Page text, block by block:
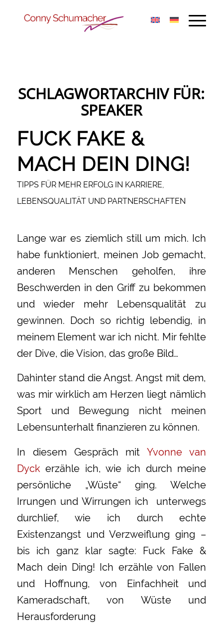
SCHLAGWORTARCHIV FÜR:
SPEAKER
FUCK FAKE &
MACH DEIN DING!
TIPPS FÜR MEHR ERFOLG IN KARRIERE,
LEBENSQUALITÄT UND PARTNERSCHAFTEN
Lange war es ziemlich still um mich. Ich
habe funktioniert, meinen Job gemacht,
anderen Menschen geholfen, ihre
Beschwerden in den Griff zu bekommen
und wieder mehr Lebensqualität zu
gewinnen. Doch so richtig lebendig, in
meinem Element war ich nicht. Mir fehlte
der Dive, die Vision, das große Bild…
Dahinter stand die Angst. Angst mit dem,
was mir wirklich am Herzen liegt nämlich
Sport und Bewegung nicht meinen
Lebensunterhalt finanzieren zu können.
In diesem Gespräch mitYvonne van
Dyckerzähle ich, wie ich durch meine
persönliche „Wüste“ ging. Welche
Irrungen und Wirrungen ich unterwegs
durchlief, wie ich durch echte
Existenzangst und Verzweiflung ging –
bis ich ganz klar sagte: Fuck Fake &
Mach dein Ding! Ich erzähle von Fallen
und Hoffnung, von Einfachheit und
Kameradschaft, von Wüste und
Herausforderung